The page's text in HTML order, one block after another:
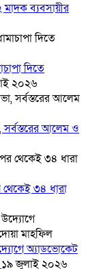
ব্যবসায়ীর
দিতে
২০২৬
সর্বস্তরের আলেম ও
থেকেই ৩৪ ধারা
অ্যাডভোকেট
১৯ জুলাই ২০২৬